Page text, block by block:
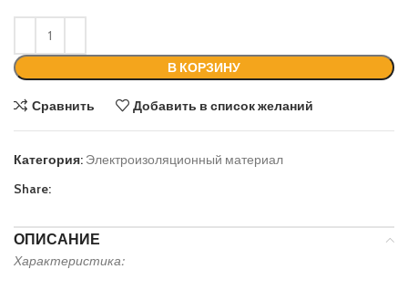
В КОРЗИНУ
Сравнить Добавить в список желаний
Категория: Электроизоляционный материал
Share:
ОПИСАНИЕ
Характеристика: